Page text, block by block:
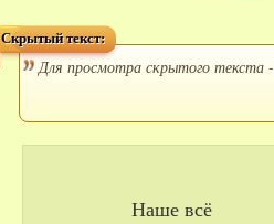
Скрытый текст:
Для просмотра скрытого текста -
Наше всё